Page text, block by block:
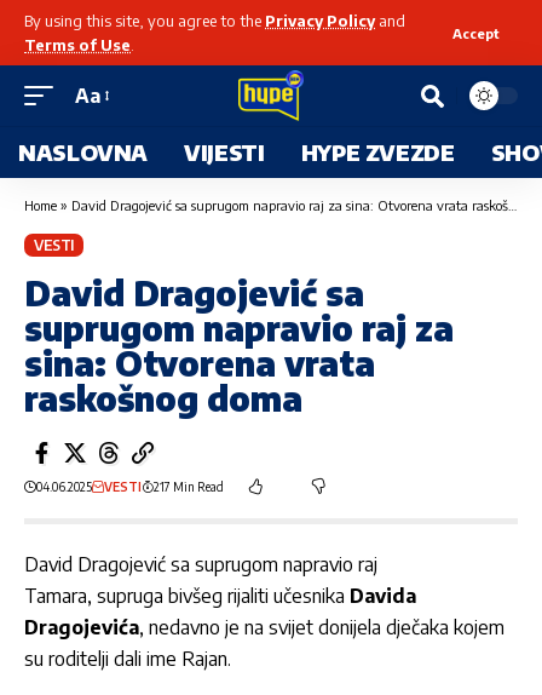
By using this site, you agree to the Privacy Policyand
Terms of Use
Accept
Aa
NASLOVNA VIJESTI HYPE ZVEZDE
Home » David Dragojević sa suprugom napravio raj za sina: Otvorena vrata raskošnog doma
VESTI
David Dragojević sa
suprugom napravio raj za
sina: Otvorena vrata
raskošnog doma
04.06.2025 VESTI 217 Min Read
David Dragojević sa suprugom napravio raj
Tamara, supruga bivšeg rijaliti učesnika Davida
Dragojevića, nedavno je na svijet donijela dječaka kojem
su roditelji dali ime Rajan.